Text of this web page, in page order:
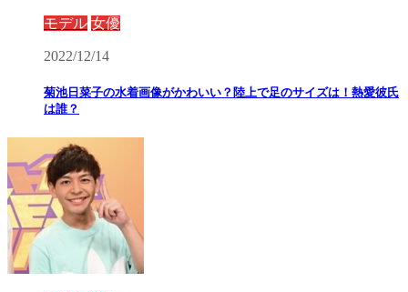
モデル 女優
2022/12/14
菊池日菜子の水着画像がかわいい？陸上で足のサイズは！熱愛彼氏
は誰？